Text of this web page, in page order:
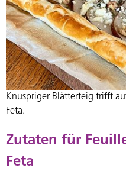
Knuspriger Blätterteig trifft
Feta.
Zutaten für
Feta